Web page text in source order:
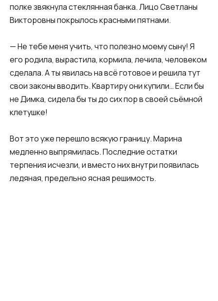
полке звякнула стеклянная банка. Лицо Светланы
Викторовны покрылось красными пятнами.
— Не тебе меня учить, что полезно моему сыну! Я
его родила, вырастила, кормила, лечила, человеком
сделала. А ты явилась на всё готовое и решила тут
свои законы вводить. Квартиру они купили… Если бы
не Димка, сидела бы ты до сих пор в своей съёмной
клетушке!
Вот это уже перешло всякую границу. Марина
медленно выпрямилась. Последние остатки
терпения исчезли, и вместо них внутри появилась
ледяная, предельно ясная решимость.